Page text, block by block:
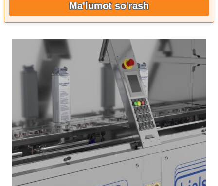
Ma'lumot so'rash